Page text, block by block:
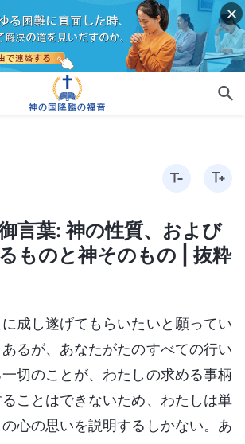
言葉: 神の性質、および
ものと神そのもの | 抜粋
成し遂げてもらいたいと願ってい
るが、あなたがたのすべての行い
切のことが、わたしの求める事柄
ことはできないため、わたしは単
心の思いを説明するしかない。あ